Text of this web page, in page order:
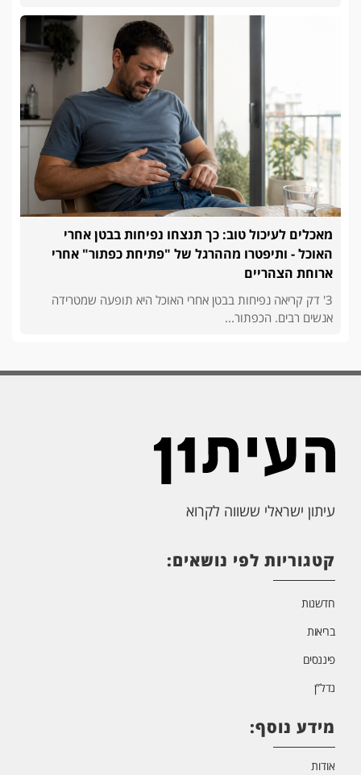
מאכלים לעיכול טוב: כך תנצחו נפיחות בבטן אחרי
האוכל - ותיפטרו מההרגל של "פתיחת כפתור" אחרי
ארוחת הצהריים
3' דק קריאה נפיחות בבטן אחרי האוכל היא תופעה שמטרידה
אנשים רבים. הכפתור...
עיתון ישראלי ששווה לקרוא
קטגוריות לפי נושאים:
חדשנות
בריאות
פיננסים
נדל”ן
מידע נוסף:
אודות